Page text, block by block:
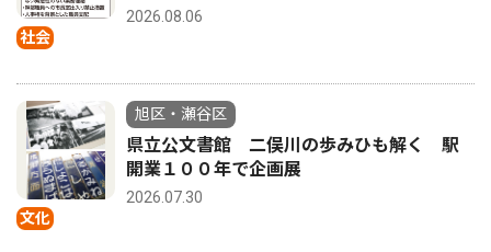
社会
2026.08.06
文化
旭区・瀬谷区
県立公文書館 二俣川の歩みひも解く 駅
開業１００年で企画展
2026.07.30